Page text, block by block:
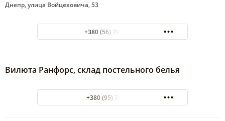
Днепр, улица Войцеховича, 53
+380 (56) 790-32-89
Вилюта Ранфорс, склад постельного белья
+380 (95) 7868678